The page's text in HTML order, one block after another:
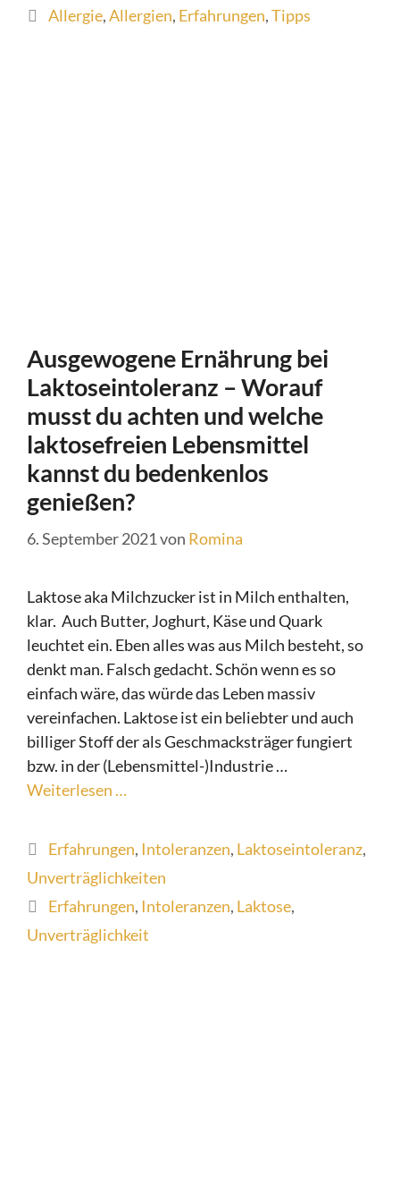
Schlagwörter
Allergie,Allergien, Erfahrungen,Tipps
Ausgewogene Ernährung bei
Laktoseintoleranz – Worauf
musst du achten und welche
laktosefreien Lebensmittel
kannst du bedenkenlos
genießen?
6. September 2021von Romina
Laktose aka Milchzucker ist in Milch enthalten,
klar. Auch Butter, Joghurt, Käse und Quark
leuchtet ein. Eben alles was aus Milch besteht, so
denkt man. Falsch gedacht. Schön wenn es so
einfach wäre, das würde das Leben massiv
vereinfachen. Laktose ist ein beliebter und auch
billiger Stoff der als Geschmacksträger fungiert
bzw. in der (Lebensmittel-)Industrie …
Weiterlesen …
Kategorien
Erfahrungen, Intoleranzen, Laktoseintoleranz,
Unverträglichkeiten
Schlagwörter
Erfahrungen, Intoleranzen, Laktose,
Unverträglichkeit